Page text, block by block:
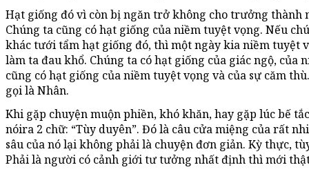
Hạt giống đó vì còn bị ngăn trở không cho trưởng thành
Chúng ta cũng có hạt giống của niềm tuyệt vọng. Nếu
khác tưới tẩm hạt giống đó, thì một ngày kia niềm tuyệt
làm ta đau khổ. Chúng ta có hạt giống của giác ngộ,
cũng có hạt giống của niềm tuyệt vọng và của sự căm
gọi là Nhân.
Khi gặp chuyện muộn phiền, khó khăn, hay gặp lúc bế
nóira 2 chữ: “Tùy duyên”. Đó là câu cửa miệng của rất
sâu của nó lại không phải là chuyện đơn giản. Kỳ thực,
Phải là người có cảnh giới tư tưởng nhất định thì mới